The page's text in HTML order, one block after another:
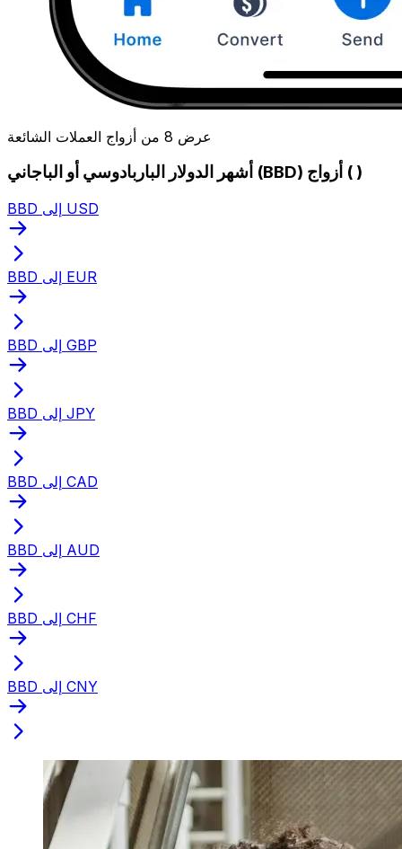
عرض 8 من أزواج العملات الشائعة
أشهر الدولار الباربادوسي أو الباجاني (BBD) أزواج ( )
BBD إلى USD
BBD إلى EUR
BBD إلى GBP
BBD إلى JPY
BBD إلى CAD
BBD إلى AUD
BBD إلى CHF
BBD إلى CNY